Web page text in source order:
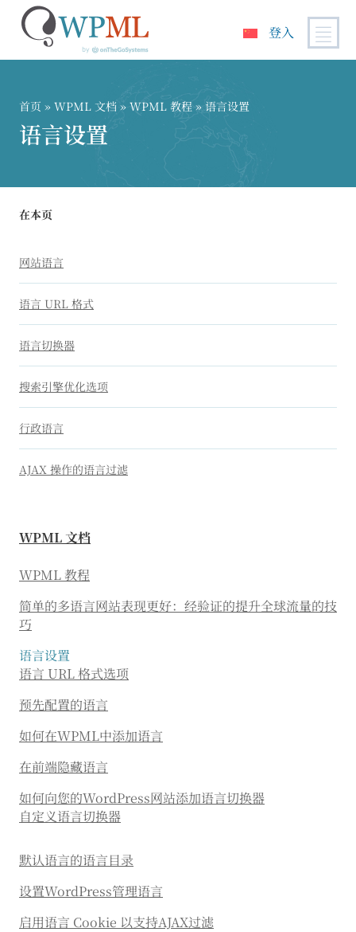
登入
首页 » WPML 文档 » WPML 教程 » 语言设置
语言设置
在本页
网站语言
语言 URL 格式
语言切换器
搜索引擎优化选项
行政语言
AJAX 操作的语言过滤
WPML 文档
WPML 教程
简单的多语言网站表现更好：经验证的提升全球流量的技
巧
语言设置
语言 URL 格式选项
预先配置的语言
如何在WPML中添加语言
在前端隐藏语言
如何向您的WordPress网站添加语言切换器
自定义语言切换器
默认语言的语言目录
设置WordPress管理语言
启用语言 Cookie 以支持AJAX过滤